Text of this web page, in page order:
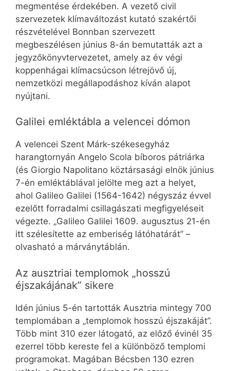
megmentése érdekében. A vezető civil
szervezetek klímaváltozást kutató szakértői
részvételével Bonnban szervezett
megbeszélésen június 8-án bemutatták azt a
jegyzőkönyvtervezetet, amely az év végi
koppenhágai klímacsúcson létrejövő új,
nemzetközi megállapodáshoz kíván alapot
nyújtani.
Galilei emléktábla a velencei dómon
A velencei Szent Márk-székesegyház
harangtornyán Angelo Scola bíboros pátriárka
(és Giorgio Napolitano köztársasági elnök június
7-én emléktáblával jelölte meg azt a helyet,
ahol Galileo Galilei (1564-1642) négyszáz évvel
ezelőtt forradalmi csillagászati megfigyeléseit
végezte. „Galileo Galilei 1609. augusztus 21-én
itt szélesítette az emberiség látóhatárát” –
olvasható a márványtáblán.
Az ausztriai templomok „hosszú
éjszakájának” sikere
Idén június 5-én tartották Ausztria mintegy 700
templomában a „templomok hosszú éjszakáját”.
Több mint 310 ezer látogató, az előző évinél 35
ezerrel több kereste fel a különböző templomi
programokat. Magában Bécsben 130 ezren